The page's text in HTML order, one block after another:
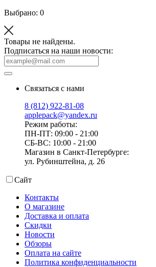
Выбрано: 0
Товары не найдены.
Подписаться на наши новости:
Связаться с нами
8 (812) 922-81-08
applepack@yandex.ru
Режим работы:
ПН-ПТ: 09:00 - 21:00
СБ-ВС: 10:00 - 21:00
Магазин в Санкт-Петербурге:
ул. Рубинштейна, д. 26
Сайт
Контакты
О магазине
Доставка и оплата
Скидки
Новости
Обзоры
Оплата на сайте
Политика конфиденциальности